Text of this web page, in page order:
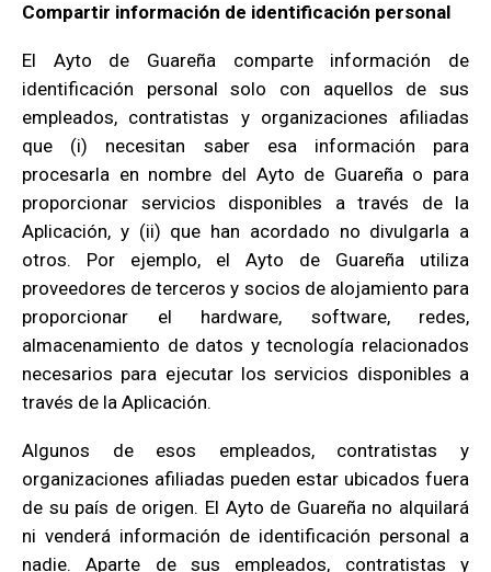
Compartir información de identificación personal
El Ayto de Guareña comparte información de
identificación personal solo con aquellos de sus
empleados, contratistas y organizaciones afiliadas
que (i) necesitan saber esa información para
procesarla en nombre del Ayto de Guareña o para
proporcionar servicios disponibles a través de la
Aplicación, y (ii) que han acordado no divulgarla a
otros. Por ejemplo, el Ayto de Guareña utiliza
proveedores de terceros y socios de alojamiento para
proporcionar el hardware, software, redes,
almacenamiento de datos y tecnología relacionados
necesarios para ejecutar los servicios disponibles a
través de la Aplicación.
Algunos de esos empleados, contratistas y
organizaciones afiliadas pueden estar ubicados fuera
de su país de origen. El Ayto de Guareña no alquilará
ni venderá información de identificación personal a
nadie. Aparte de sus empleados, contratistas y